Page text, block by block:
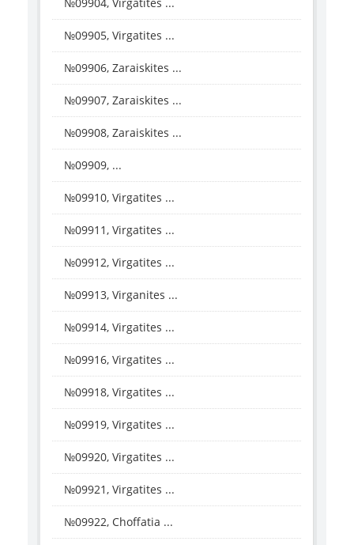
№09905, Virgatites ...
№09906, Zaraiskites ...
№09907, Zaraiskites ...
№09908, Zaraiskites ...
№09909, ...
№09910, Virgatites ...
№09911, Virgatites ...
№09912, Virgatites ...
№09913, Virganites ...
№09914, Virgatites ...
№09916, Virgatites ...
№09918, Virgatites ...
№09919, Virgatites ...
№09920, Virgatites ...
№09921, Virgatites ...
№09922, Choffatia ...